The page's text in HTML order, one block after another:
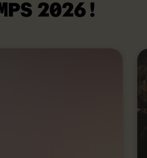
2026!